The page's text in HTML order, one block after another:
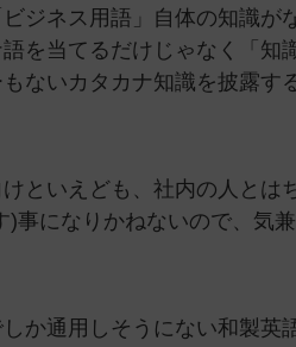
ジネス用語」自体の知識が
を当てるだけじゃなく「知
ないカタカナ知識を披露す
といえども、社内の人とは
事になりかねないので、気
か通用しそうにない和製英